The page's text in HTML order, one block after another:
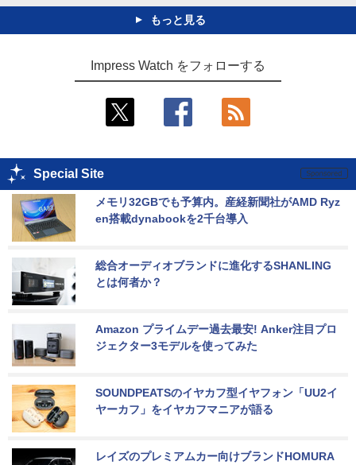
もっと見る
Impress Watch をフォローする
Special Site
メモリ32GBでも予算内。産経新聞社がAMD Ryz
en搭載dynabookを2千台導入
総合オーディオブランドに進化するSHANLING
とは何者か？
Amazon プライムデー過去最安! Anker注目プロ
ジェクター3モデルを使ってみた
SOUNDPEATSのイヤカフ型イヤフォン「UU2イ
ヤーカフ」をイヤカフマニアが語る
レイズのプレミアムカー向けブランドHOMURA